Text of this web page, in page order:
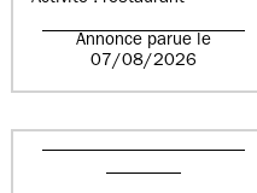
Annonce parue le
07/08/2026